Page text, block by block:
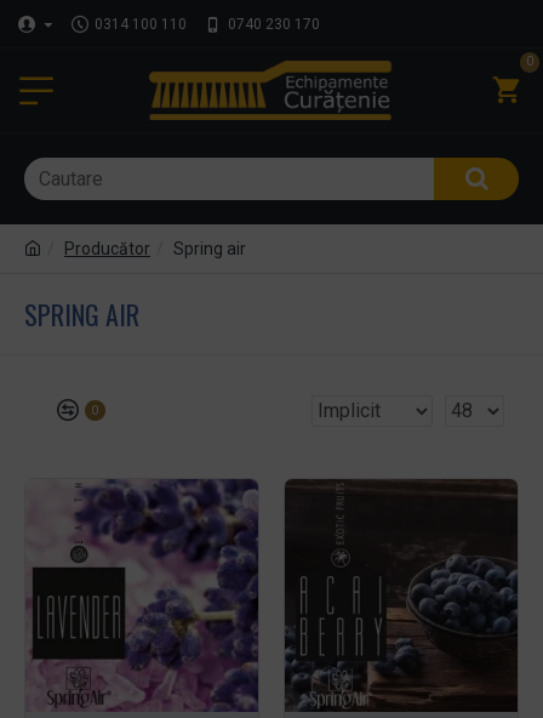
0314 100 110 0740 230 170
0
Producător Spring air
SPRING AIR
0